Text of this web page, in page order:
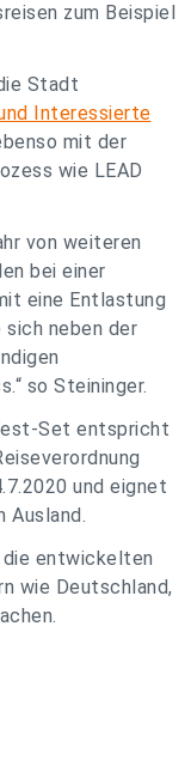
zum Beispiel
Stadt
Interessierte
mit der
wie LEAD
von weiteren
bei einer
eine Entlastung
sich neben der
so Steininger.
Set entspricht
und eignet
Ausland.
die entwickelten
wie Deutschland,